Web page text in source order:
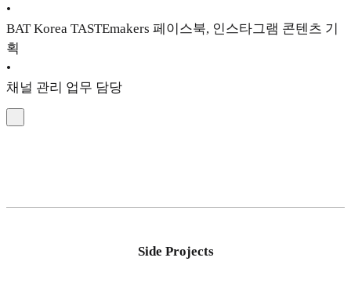
•
BAT Korea TASTEmakers 페이스북, 인스타그램 콘텐츠 기
획
•
채널 관리 업무 담당
Side Projects